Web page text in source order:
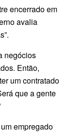
encerrado em
avalia
negócios
Então,
um contratado
que a gente
empregado